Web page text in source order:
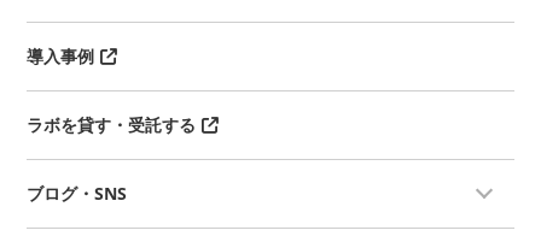
導入事例
ラボを貸す・受託する
ブログ・SNS